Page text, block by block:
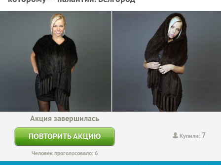
Купили: 7
Акция завершилась
ПОВТОРИТЬ АКЦИЮ
Человек проголосовало: 6